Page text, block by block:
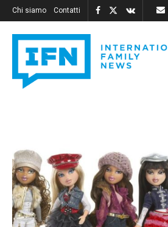
Chi siamo Contatti